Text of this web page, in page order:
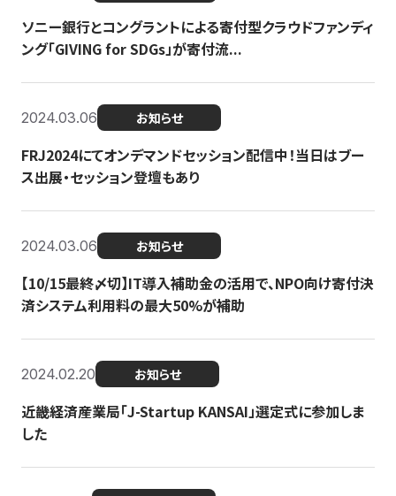
ソニー銀行とコングラントによる寄付型クラウドファンディ
ング「GIVING for SDGs」が寄付流...
2024.03.06 お知らせ
FRJ2024にてオンデマンドセッション配信中！当日はブー
ス出展・セッション登壇もあり
2024.03.06 お知らせ
【10/15最終〆切】IT導入補助金の活用で、NPO向け寄付決
済システム利用料の最大50%が補助
2024.02.20 お知らせ
近畿経済産業局「J-Startup KANSAI」選定式に参加しま
した